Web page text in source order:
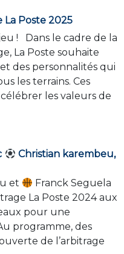
La Poste 2025
! Dans le cadre de la
La Poste souhaite
des personnalités qui
les terrains. Ces
les valeurs de
Christian karembeu,
et
Franck Seguela
La Poste 2024 aux
pour une
programme, des
de l’arbitrage